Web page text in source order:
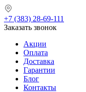
+7 (383) 28-69-111
Заказать звонок
Акции
Оплата
Доставка
Гарантии
Блог
Контакты